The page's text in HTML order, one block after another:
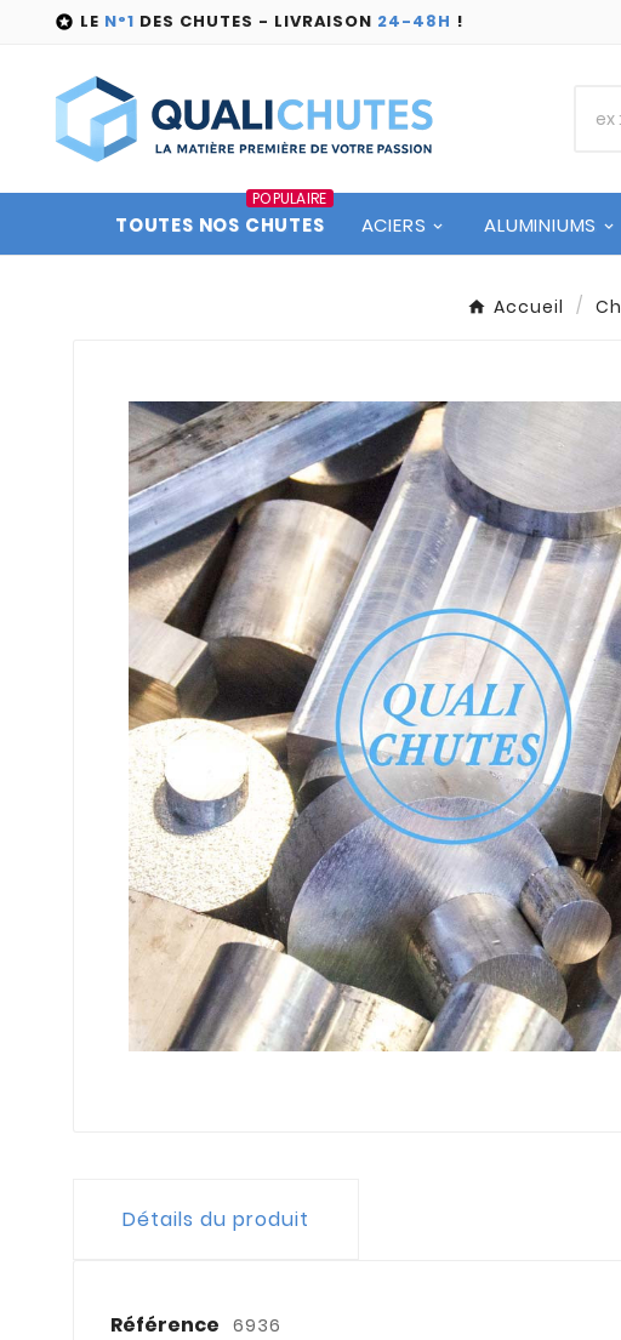
 LE N°1 DES CHUTES - LIVRAISON 24-48H !
TOUTES NOS CHUTES
POPULAIRE
ACIERS ALUMINIUMS
Accueil
Détails du produit
Référence 6936